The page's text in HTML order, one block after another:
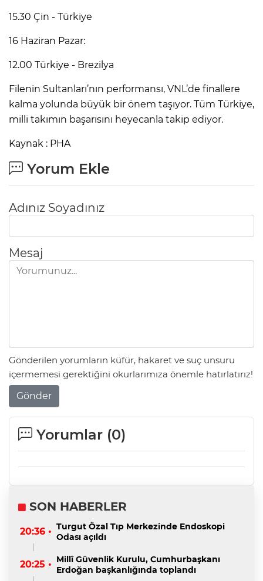
15.30 Çin - Türkiye
16 Haziran Pazar:
12.00 Türkiye - Brezilya
Filenin Sultanları’nın performansı, VNL’de finallere
kalma yolunda büyük bir önem taşıyor. Tüm Türkiye,
milli takımın başarısını heyecanla takip ediyor.
Kaynak : PHA
Yorum Ekle
Adınız Soyadınız
Mesaj
Gönderilen yorumların küfür, hakaret ve suç unsuru
içermemesi gerektiğini okurlarımıza önemle hatırlatırız!
Gönder
Yorumlar (0)
SON HABERLER
20:36 • Turgut Özal Tıp Merkezinde Endoskopi
Odası açıldı
20:25 • Millî Güvenlik Kurulu, Cumhurbaşkanı
Erdoğan başkanlığında toplandı